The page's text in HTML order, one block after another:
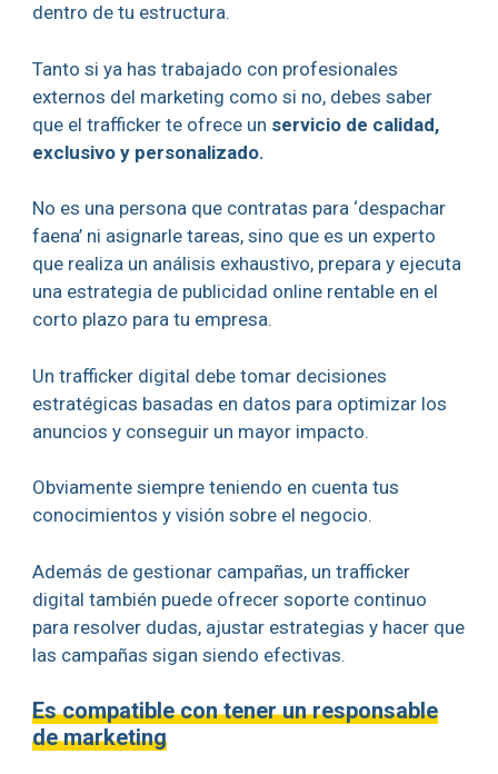
dentro de tu estructura.
Tanto si ya has trabajado con profesionales
externos del marketing como si no, debes saber
que el trafficker te ofrece un servicio de calidad,
exclusivo y personalizado.
No es una persona que contratas para ‘despachar
faena’ ni asignarle tareas, sino que es un experto
que realiza un análisis exhaustivo, prepara y ejecuta
una estrategia de publicidad online rentable en el
corto plazo para tu empresa.
Un trafficker digital debe tomar decisiones
estratégicas basadas en datos para optimizar los
anuncios y conseguir un mayor impacto.
Obviamente siempre teniendo en cuenta tus
conocimientos y visión sobre el negocio.
Además de gestionar campañas, un trafficker
digital también puede ofrecer soporte continuo
para resolver dudas, ajustar estrategias y hacer que
las campañas sigan siendo efectivas.
Es compatible con tener un responsable
de marketing